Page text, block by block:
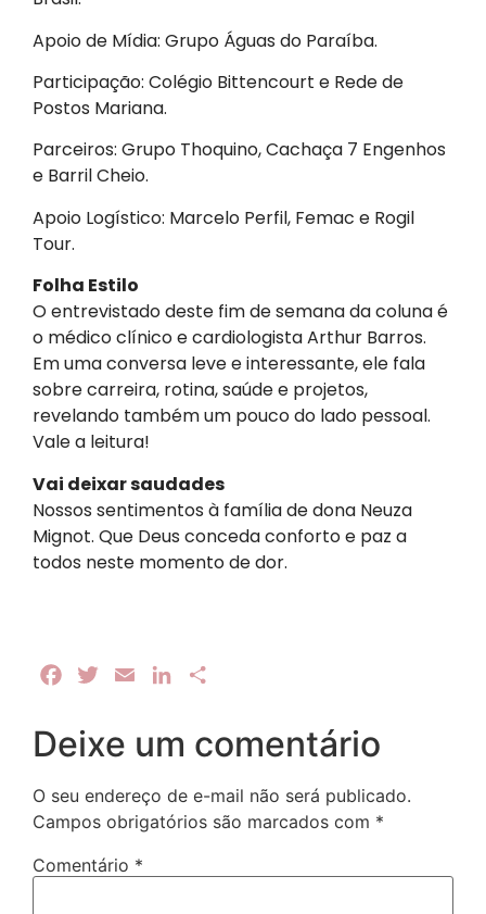
Apoio de Mídia: Grupo Águas do Paraíba.
Participação: Colégio Bittencourt e Rede de
Postos Mariana.
Parceiros: Grupo Thoquino, Cachaça 7 Engenhos
e Barril Cheio.
Apoio Logístico: Marcelo Perfil, Femac e Rogil
Tour.
Folha Estilo
O entrevistado deste fim de semana da coluna é
o médico clínico e cardiologista Arthur Barros.
Em uma conversa leve e interessante, ele fala
sobre carreira, rotina, saúde e projetos,
revelando também um pouco do lado pessoal.
Vale a leitura!
Vai deixar saudades
Nossos sentimentos à família de dona Neuza
Mignot. Que Deus conceda conforto e paz a
todos neste momento de dor.
FacebookTwitterEmail LinkedIn
Deixe um comentário
O seu endereço de e-mail não será publicado.
Campos obrigatórios são marcados com *
Comentário *